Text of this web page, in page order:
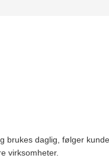
brukes daglig, følger
virksomheter.